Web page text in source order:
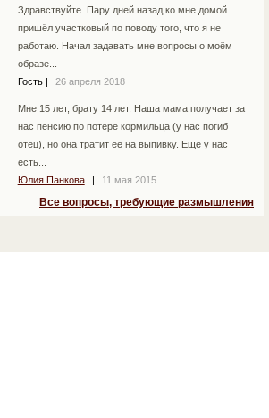
Здравствуйте. Пару дней назад ко мне домой
пришёл участковый по поводу того, что я не
работаю. Начал задавать мне вопросы о моём
образе...
Гость
26 апреля 2018
Мне 15 лет, брату 14 лет. Наша мама получает за
нас пенсию по потере кормильца (у нас погиб
отец), но она тратит её на выпивку. Ещё у нас
есть...
Юлия Панкова
11 мая 2015
Все вопросы, требующие размышления